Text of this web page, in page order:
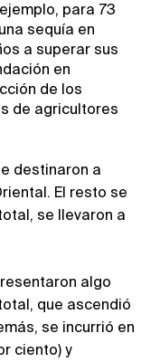
para 73
sequía en
a superar sus
en
de los
de agricultores
destinaron a
El resto se
se llevaron a
algo
que ascendió
se incurrió en
ciento) y